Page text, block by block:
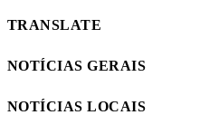
TRANSLATE
NOTÍCIAS GERAIS
NOTÍCIAS LOCAIS